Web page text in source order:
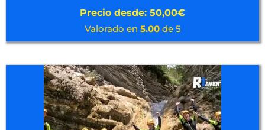
Precio desde: 50,00€
Valorado en 5.00de 5